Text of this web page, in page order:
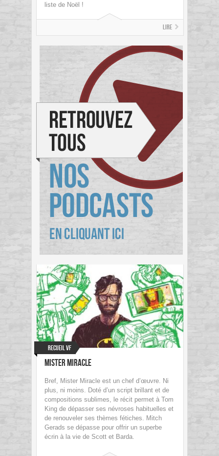
liste de Noël !
Lire
Recueil VF
Mister Miracle
Bref, Mister Miracle est un chef d’œuvre. Ni
plus, ni moins. Doté d’un script brillant et de
compositions sublimes, le récit permet à Tom
King de dépasser ses névroses habituelles et
de renouveler ses thèmes fétiches. Mitch
Gerads se dépasse pour offrir un superbe
écrin à la vie de Scott et Barda.